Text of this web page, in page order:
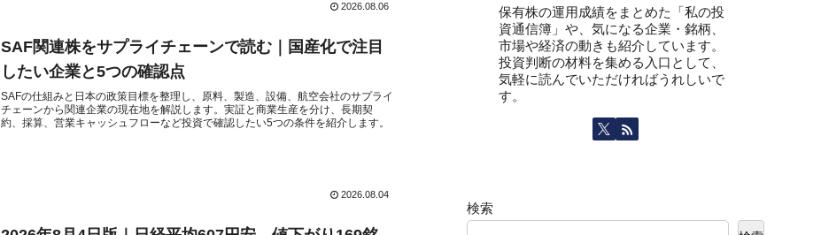
2026.08.06
SAF関連株をサプライチェーンで読む｜国産化で注目
したい企業と5つの確認点
SAFの仕組みと日本の政策目標を整理し、原料、製造、設備、航空会社のサプライ
チェーンから関連企業の現在地を解説します。実証と商業生産を分け、長期契
約、採算、営業キャッシュフローなど投資で確認したい5つの条件を紹介します。
2026.08.04
保有株の運用成績をまとめた「私の投
資通信簿」や、気になる企業・銘柄、
市場や経済の動きも紹介しています。
投資判断の材料を集める入口として、
気軽に読んでいただければうれしいで
す。
検索